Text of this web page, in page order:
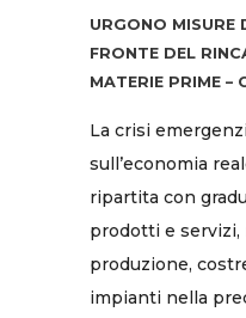
URGONO MISURE
FRONTE DEL
MATERIE PRIME –
La crisi
sull’economia
ripartita con
prodotti e servizi,
produzione,
impianti nella